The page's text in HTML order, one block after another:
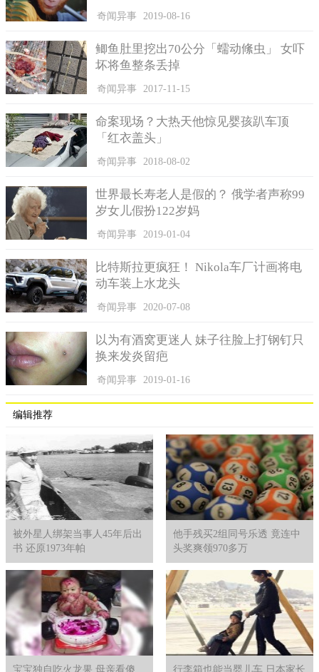
奇闻异事 2019-08-16
鲫鱼肚里挖出70公分「蠕动絛虫」 女吓
坏将鱼整条丢掉
奇闻异事 2017-11-15
命案现场？大热天他惊见婴孩趴车顶
「红衣盖头」
奇闻异事 2018-08-02
世界最长寿老人是假的？ 俄学者声称99
岁女儿假扮122岁妈
奇闻异事 2019-01-04
比特斯拉更疯狂！ Nikola车厂计画将电
动车装上水龙头
奇闻异事 2020-07-08
以为有酒窝更迷人 妹子往脸上打钢钉只
换来发炎留疤
奇闻异事 2019-01-16
编辑推荐
被外星人绑架当事人45年后出
书 还原1973年帕
他手残买2组同号乐透 竟连中
头奖爽领970多万
宝宝独自吃火龙果 母亲看傻 行李箱也能当婴儿车 日本家长